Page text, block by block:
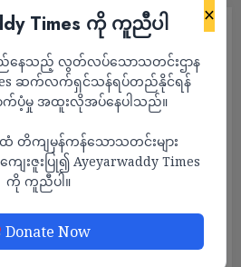
×
Times ကို ကူညီပါ
နေသည့် လွတ်လပ်သောသတင်းဌာန
ဆက်လက်ရှင်သန်ရပ်တည်နိုင်ရန်
မှု အထူးလိုအပ်နေပါသည်။
တိကျမှန်ကန်သောသတင်းများ
းဇူးပြု၍ Ayeyarwaddy Times
ကို ကူညီပါ။
Donate Now
လူ ၇၀ ကျော်ပါဝင်သည့်